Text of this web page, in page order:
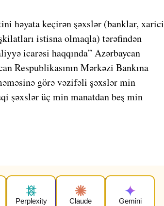
həyata keçirən şəxslər (banklar, xarici
istisna olmaqla) tərəfindən
icarəsi haqqında” Azərbaycan
Respublikasının Mərkəzi Bankına
görə vəzifəli şəxslər min
şəxslər üç min manatdan beş min
Perplexity Claude Gemini